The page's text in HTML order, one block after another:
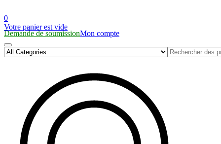
0
Votre panier est vide
Demande de soumissionMon compte